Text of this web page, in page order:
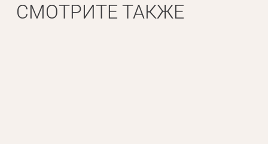
СМОТРИТЕ ТАКЖЕ